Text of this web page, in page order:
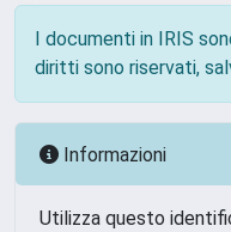
I documenti in IRIS
diritti sono riservati,
Informazioni
Utilizza questo